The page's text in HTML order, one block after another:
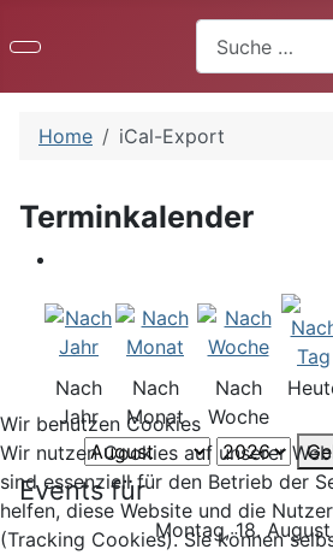
Home iCal-Export
Terminkalender
Nach
Jahr
Nach
Monat
Nach
Woche
Events für
Montag, 18.
Wir benutzen Cookies
Wir nutzen Cookies auf unserer
sind essenziell für den Betrieb der
helfen, diese Website und die
(Tracking Cookies). Sie können